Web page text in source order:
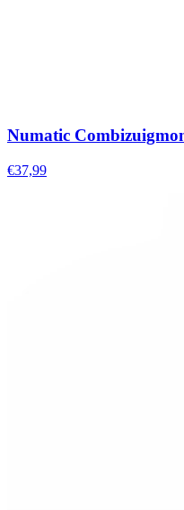
Numatic
€37,99